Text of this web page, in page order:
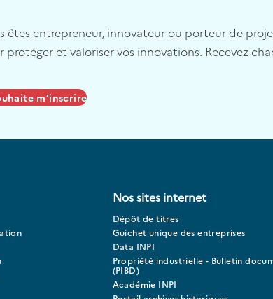
êtes entrepreneur, innovateur ou porteur de
protéger et valoriser vos innovations. Recevez
m’inscrire
Nos sites internet
Dépôt de titres
Guichet unique des entreprises
Data INPI
Propriété industrielle - Bulletin
(PIBD)
Académie INPI